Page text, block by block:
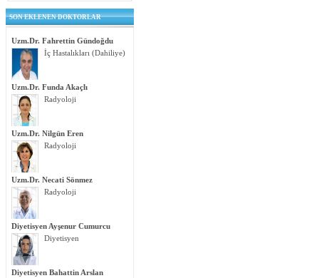
SON EKLENEN DOKTORLAR
Uzm.Dr. Fahrettin Gündoğdu
İç Hastalıkları (Dahiliye)
Uzm.Dr. Funda Akaçlı
Radyoloji
Uzm.Dr. Nilgün Eren
Radyoloji
Uzm.Dr. Necati Sönmez
Radyoloji
Diyetisyen Ayşenur Cumurcu
Diyetisyen
Diyetisyen Bahattin Arslan